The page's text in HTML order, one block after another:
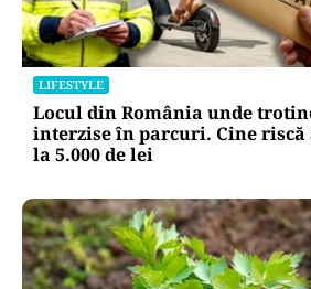
LIFESTYLE
Locul din România unde
interzise în parcuri. Cine riscă
la 5.000 de lei